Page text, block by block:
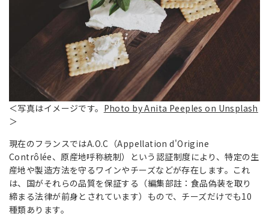
＜写真はイメージです。 Photo by Anita Peeples on Unsplash
＞
現在のフランスではA.O.C（Appellation d'Origine
Contrôlée、原産地呼称統制）という認証制度により、特定の生
産地や製造方法を守るワインやチーズなどが存在します。これ
は、国がそれらの品質を保証する（編集部註：食品偽装を取り
締まる法律が前身とされています）もので、チーズだけでも10
種類あります。